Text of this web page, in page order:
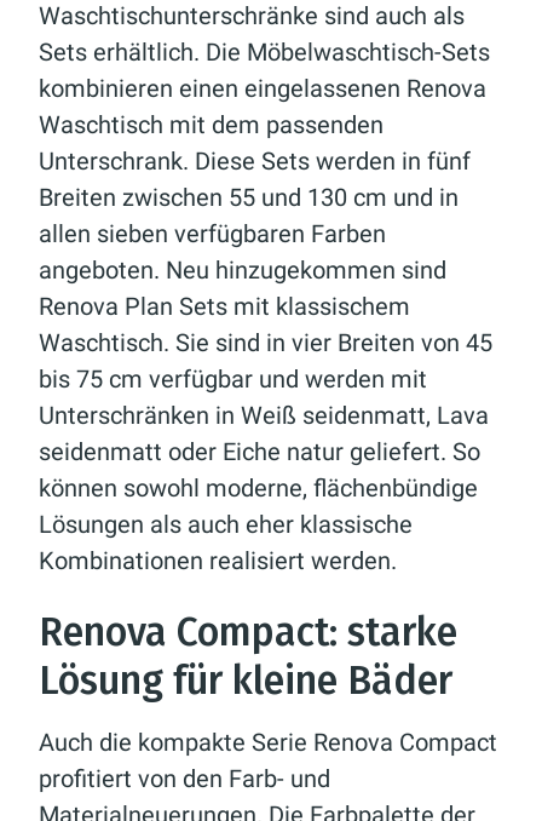
Waschtischunterschränke sind auch als
Sets erhältlich. Die Möbelwaschtisch-Sets
kombinieren einen eingelassenen Renova
Waschtisch mit dem passenden
Unterschrank. Diese Sets werden in fünf
Breiten zwischen 55 und 130 cm und in
allen sieben verfügbaren Farben
angeboten. Neu hinzugekommen sind
Renova Plan Sets mit klassischem
Waschtisch. Sie sind in vier Breiten von 45
bis 75 cm verfügbar und werden mit
Unterschränken in Weiß seidenmatt, Lava
seidenmatt oder Eiche natur geliefert. So
können sowohl moderne, flächenbündige
Lösungen als auch eher klassische
Kombinationen realisiert werden.
Renova Compact: starke
Lösung für kleine Bäder
Auch die kompakte Serie Renova Compact
profitiert von den Farb- und
Materialneuerungen. Die Farbpalette der